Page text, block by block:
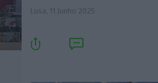
Lusa, 11 Junho 2025